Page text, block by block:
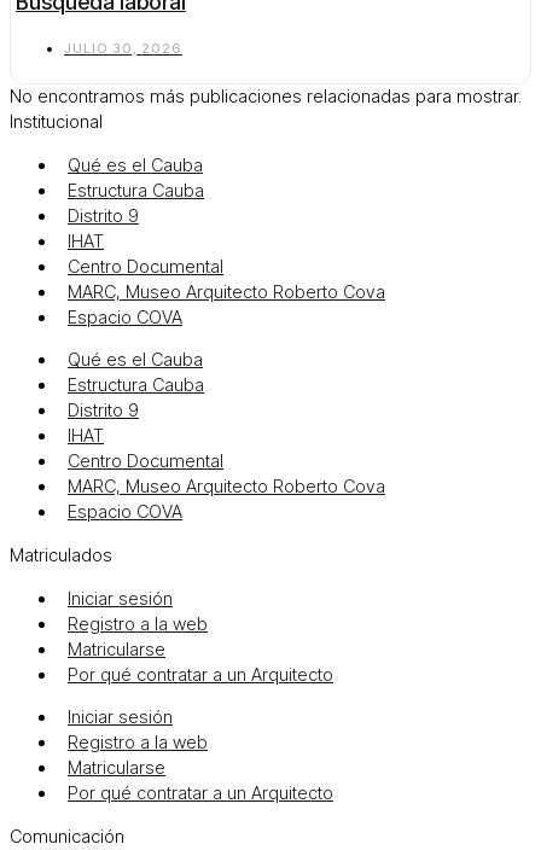
JULIO 30, 2026
No encontramos más publicaciones relacionadas para mostrar.
Institucional
Qué es el Cauba
Estructura Cauba
Distrito 9
IHAT
Centro Documental
MARC, Museo Arquitecto Roberto Cova
Espacio COVA
Qué es el Cauba
Estructura Cauba
Distrito 9
IHAT
Centro Documental
MARC, Museo Arquitecto Roberto Cova
Espacio COVA
Matriculados
Iniciar sesión
Registro a la web
Matricularse
Por qué contratar a un Arquitecto
Iniciar sesión
Registro a la web
Matricularse
Por qué contratar a un Arquitecto
Comunicación